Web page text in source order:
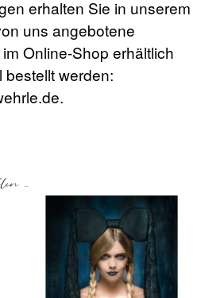
erhalten Sie in unserem
uns angebotene
Online-Shop erhältlich
werden:
.
…